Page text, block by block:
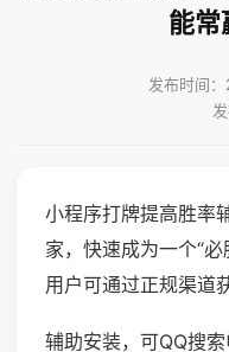
能常
发布时间
小程序打牌提高胜率
家，快速成为一个“
用户可通过正规渠道
辅助安装，可QQ搜